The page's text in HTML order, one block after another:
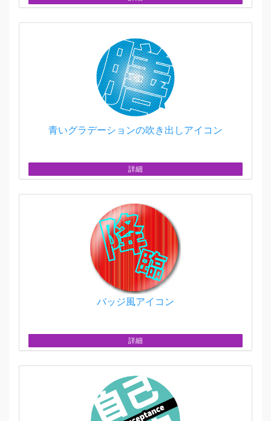
青いグラデーションの吹き出しアイコン
詳細
バッジ風アイコン
詳細